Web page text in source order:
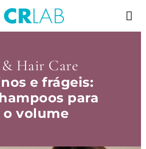
& Hair Care
e frágeis:
para
o volume